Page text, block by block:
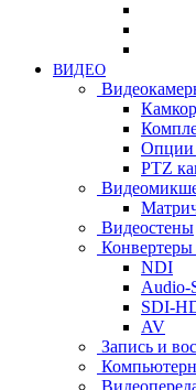
ВИДЕО
Опции
PTZ
Видеостены
NDI
Audio-
SDI-
AV
Запись и